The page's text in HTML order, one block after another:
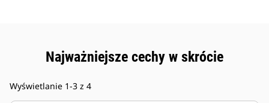
Najważniejsze cechy w skrócie
Wyświetlanie 1-3 z 4